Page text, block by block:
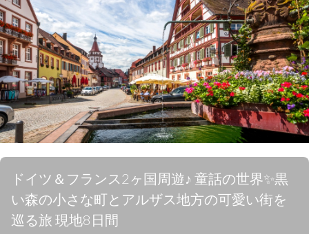
ドイツ＆フランス2ヶ国周遊♪ 童話の世界✨黒
い森の小さな町とアルザス地方の可愛い街を
巡る旅 現地8日間